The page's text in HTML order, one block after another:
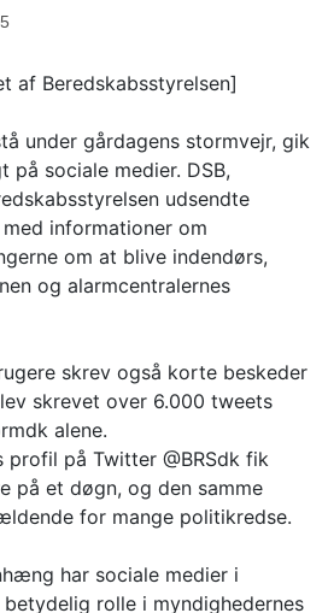
af Beredskabsstyrelsen]
under gårdagens stormvejr, gik
på sociale medier. DSB,
udsendte
informationer om
om at blive indendørs,
og alarmcentralernes
skrev også korte beskeder
skrevet over 6.000 tweets
alene.
profil på Twitter @BRSdk fik
på et døgn, og den samme
for mange politikredse.
har sociale medier i
rolle i myndighedernes